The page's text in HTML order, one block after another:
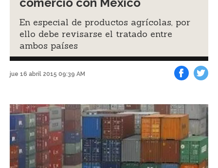
En especial de productos agrícolas, por
ello debe revisarse el tratado entre
ambos países
jue 16 abril 2015 09:39 AM